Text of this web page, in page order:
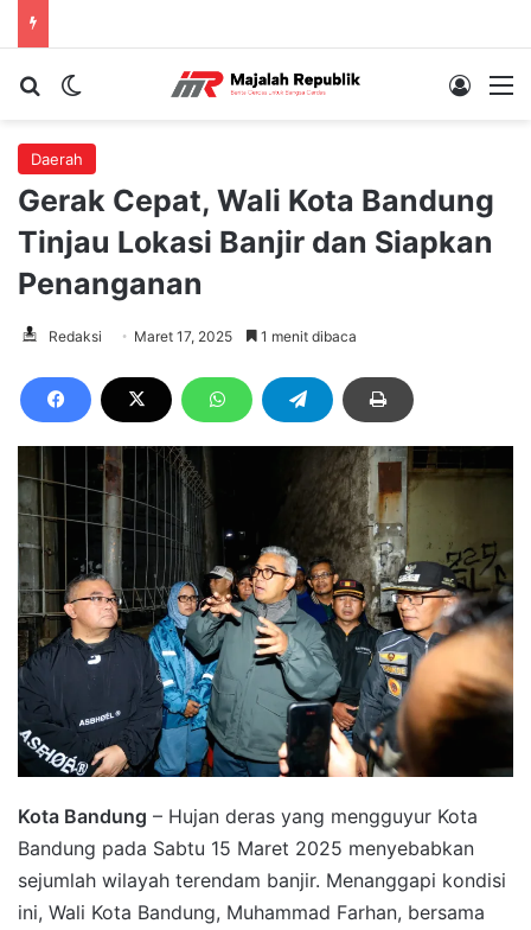
Cari berita...Switch skin Log In
Daerah
Gerak Cepat, Wali Kota Bandung
Tinjau Lokasi Banjir dan Siapkan
Penanganan
Redaksi Maret 17, 2025 1 menit dibaca
Kota Bandung – Hujan deras yang mengguyur Kota
Bandung pada Sabtu 15 Maret 2025 menyebabkan
sejumlah wilayah terendam banjir. Menanggapi kondisi
ini, Wali Kota Bandung, Muhammad Farhan, bersama